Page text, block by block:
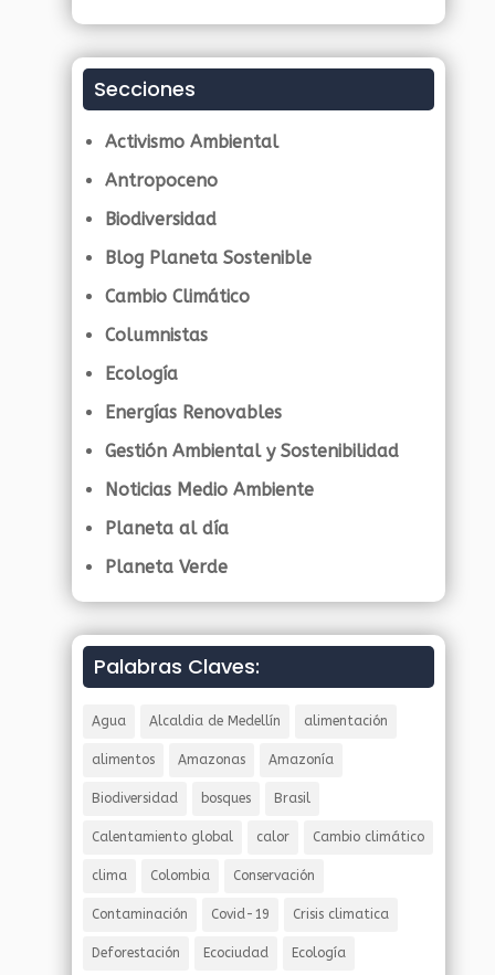
Secciones
Activismo Ambiental
Antropoceno
Biodiversidad
Blog Planeta Sostenible
Cambio Climático
Columnistas
Ecología
Energías Renovables
Gestión Ambiental y Sostenibilidad
Noticias Medio Ambiente
Planeta al día
Planeta Verde
Palabras Claves:
Agua Alcaldia de Medellín alimentación
alimentos Amazonas Amazonía
Biodiversidad bosques Brasil
Calentamiento global calor Cambio climático
clima Colombia Conservación
Contaminación Covid-19 Crisis climatica
Deforestación Ecociudad Ecología